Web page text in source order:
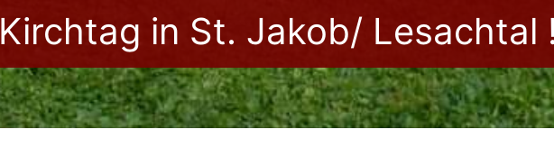
Kirchtag in St. Jakob/ Lesachtal